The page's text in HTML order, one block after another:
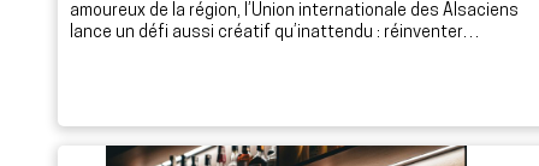
amoureux de la région, l’Union internationale des Alsaciens
lance un défi aussi créatif qu’inattendu : réinventer…